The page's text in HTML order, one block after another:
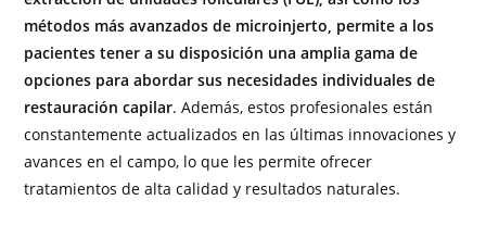
métodos más avanzados de microinjerto, permite a los
pacientes tener a su disposición una amplia gama de
opciones para abordar sus necesidades individuales de
restauración capilar. Además, estos profesionales están
constantemente actualizados en las últimas innovaciones y
avances en el campo, lo que les permite ofrecer
tratamientos de alta calidad y resultados naturales.